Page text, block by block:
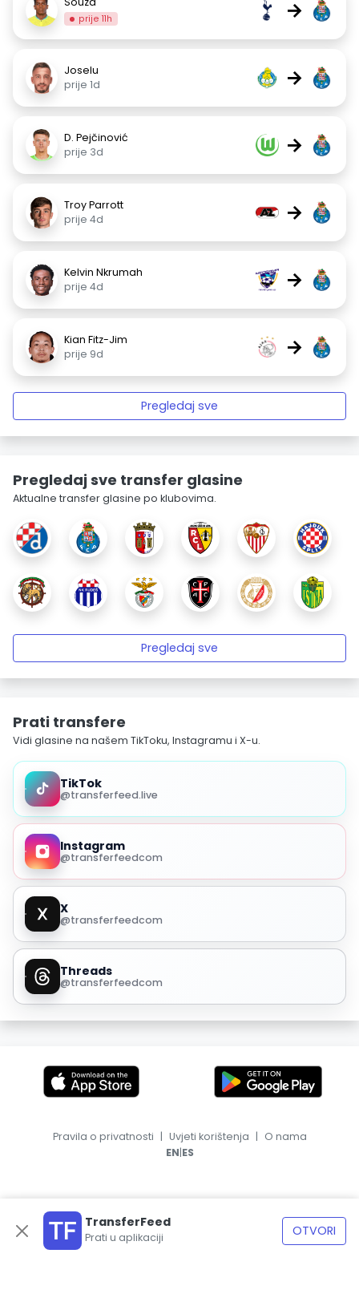
prije 11h →
Joselu
prije 1d
→
D. Pejčinović
prije 3d
→
Troy Parrott
prije 4d
→
Kelvin Nkrumah
prije 4d
→
Kian Fitz-Jim
prije 9d
→
Pregledaj sve
Pregledaj sve transfer glasine
Aktualne transfer glasine po klubovima.
Pregledaj sve
Prati transfere
Vidi glasine na našem TikToku, Instagramu i X-u.
TikTok
@transferfeed.live
Instagram
@transferfeedcom
X
@transferfeedcom
Threads
@transferfeedcom
TransferFeed
Prati u aplikaciji OTVORI
Pravila o privatnosti | Uvjeti korištenja | O nama
EN|ES